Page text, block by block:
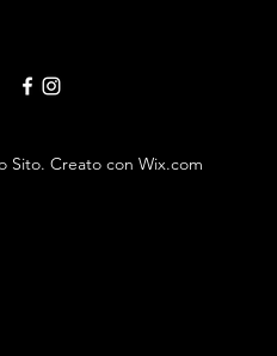
Sito. Creato con Wix.com